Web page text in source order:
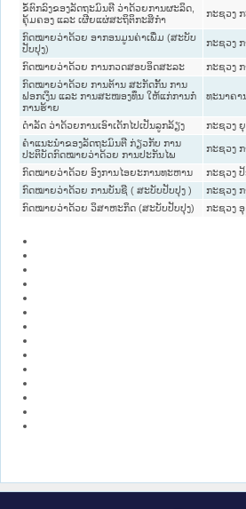
ຂໍ້ຕົກລົງຂອງລັດຖະມົນຕີ ວ່າດ້ວຍການຜະລິດ,
ຄຸ້ມຄອງ ແລະ ເຜີຍແຜ່ສະຖິຕິກະສິກໍາ
ກະຊວງ
ກົດໝາຍວ່າດ້ວຍ ອາກອນມູນຄ່າເພີ່ມ (ສະບັບ
ປັບປຸງ)
ກະຊວງ ກ
ກົດໝາຍວ່າດ້ວຍ ການກວດສອບອິດສະລະ
ກະຊວງ ກ
ກົດໝາຍວ່າດ້ວຍ ການຕ້ານ ສະກັດກັ້ນ ການ
ຟອກເງິນ ແລະ ການສະໜອງທຶນ ໃຫ້ແກ່ການກໍ່
ການຮ້າຍ
ທະນາຄາ
ດຳລັດ ວ່າດ້ວຍການເອົາເດັກໄປເປັນລູກລ້ຽງ
ກະຊວງ
ຄຳແນະນຳຂອງລັດຖະມົນຕີ ກ່ຽວກັບ ການ
ປະຕິບັດກົດໝາຍວ່າດ້ວຍ ການປະກັນໄພ
ກະຊວງ ກ
ກົດໝາຍວ່າດ້ວຍ ອົງການໄອຍະການທະຫານ
ກະຊວງ
ກົດໝາຍວ່າດ້ວຍ ການບັນຊີ ( ສະບັບປັບປຸງ )
ກະຊວງ ກ
ກົດໝາຍວ່າດ້ວຍ ວິສາຫະກິດ (ສະບັບປັບປຸງ)
ກະຊວງ